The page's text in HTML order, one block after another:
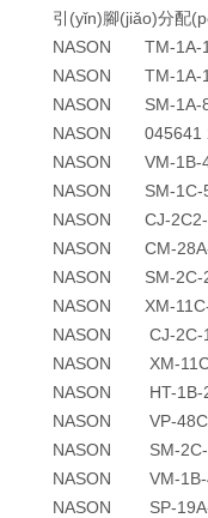
引(yǐn)腳(jiǎo)分配
NASON TM-1A-
NASON TM-1A-
NASON SM-1A-
NASON 045641
NASON VM-1B-
NASON SM-1C-
NASON CJ-2C2-
NASON CM-
NASON SM-2C-
NASON XM-11C-
NASON CJ-2C-
NASON XM-
NASON HT-1B-
NASON VP-48C-
NASON SM-2C-
NASON VM-1B-
NASON SP-19A-